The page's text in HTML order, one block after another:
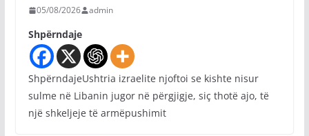
05/08/2026 admin
Shpërndaje
ShpërndajeUshtria izraelite njoftoi se kishte nisur
sulme në Libanin jugor në përgjigje, siç thotë ajo, të
një shkeljeje të armëpushimit